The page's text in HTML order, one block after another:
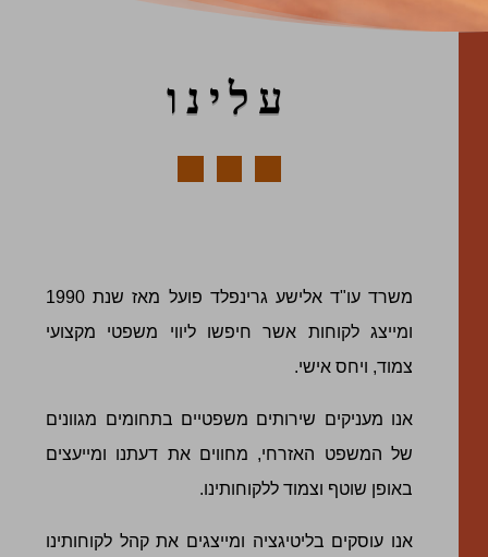
עלינו
משרד עו"ד אלישע גרינפלד פועל מאז שנת 1990
ומייצג לקוחות אשר חיפשו ליווי משפטי מקצועי
צמוד, ויחס אישי.
אנו מעניקים שירותים משפטיים בתחומים מגוונים
של המשפט האזרחי, מחווים את דעתנו ומייעצים
באופן שוטף וצמוד ללקוחותינו.
אנו עוסקים בליטיגציה ומייצגים את קהל לקוחותינו